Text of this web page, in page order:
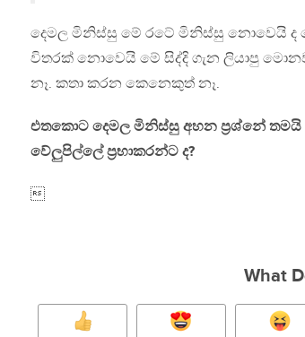
දෙමල මිනිස්සු මේ රටේ මිනිස්සු නොවෙයි ද
විතරක් නොවෙයි මේ සිද්දි ගැන ලියාපු
නෑ. කතා කරන කෙනෙකුත් නෑ.
එතකොට දෙමල මිනිස්සු අහන ප්‍රශ්නේ තමයි
වේලුපිල්ලේ ප්‍රභාකරන්ට ද?
What